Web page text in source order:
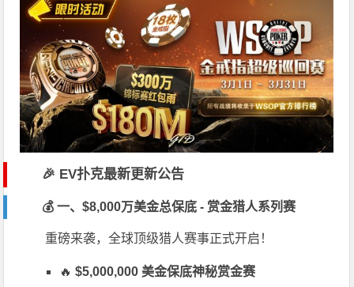
🎉 EV扑克最新更新公告
💰 一、$8,000万美金总保底 - 赏金猎人系列赛
重磅来袭，全球顶级猎人赛事正式开启！
🔥$5,000,000 美金保底神秘赏金赛